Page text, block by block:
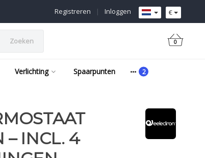
€
Inloggen
|
Registreren
Zoeken 0
Verlichting Spaarpunten
– INCL. 4